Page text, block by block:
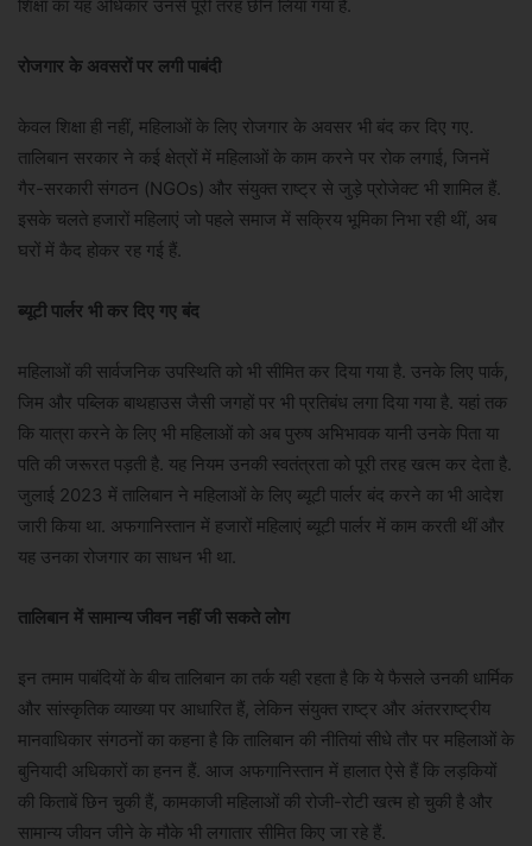
शिक्षा का यह अधिकार उनसे पूरी तरह छीन लिया गया है.
रोजगार के अवसरों पर लगी पाबंदी
केवल शिक्षा ही नहीं, महिलाओं के लिए रोजगार के अवसर भी बंद कर दिए गए.
तालिबान सरकार ने कई क्षेत्रों में महिलाओं के काम करने पर रोक लगाई, जिनमें
गैर-सरकारी संगठन (NGOs) और संयुक्त राष्ट्र से जुड़े प्रोजेक्ट भी शामिल हैं.
इसके चलते हजारों महिलाएं जो पहले समाज में सक्रिय भूमिका निभा रही थीं, अब
घरों में कैद होकर रह गई हैं.
ब्यूटी पार्लर भी कर दिए गए बंद
महिलाओं की सार्वजनिक उपस्थिति को भी सीमित कर दिया गया है. उनके लिए पार्क,
जिम और पब्लिक बाथहाउस जैसी जगहों पर भी प्रतिबंध लगा दिया गया है. यहां तक
कि यात्रा करने के लिए भी महिलाओं को अब पुरुष अभिभावक यानी उनके पिता या
पति की जरूरत पड़ती है. यह नियम उनकी स्वतंत्रता को पूरी तरह खत्म कर देता है.
जुलाई 2023 में तालिबान ने महिलाओं के लिए ब्यूटी पार्लर बंद करने का भी आदेश
जारी किया था. अफगानिस्तान में हजारों महिलाएं ब्यूटी पार्लर में काम करती थीं और
यह उनका रोजगार का साधन भी था.
तालिबान में सामान्य जीवन नहीं जी सकते लोग
इन तमाम पाबंदियों के बीच तालिबान का तर्क यही रहता है कि ये फैसले उनकी धार्मिक
और सांस्कृतिक व्याख्या पर आधारित हैं, लेकिन संयुक्त राष्ट्र और अंतरराष्ट्रीय
मानवाधिकार संगठनों का कहना है कि तालिबान की नीतियां सीधे तौर पर महिलाओं के
बुनियादी अधिकारों का हनन हैं. आज अफगानिस्तान में हालात ऐसे हैं कि लड़कियों
की किताबें छिन चुकी हैं, कामकाजी महिलाओं की रोजी-रोटी खत्म हो चुकी है और
सामान्य जीवन जीने के मौके भी लगातार सीमित किए जा रहे हैं.